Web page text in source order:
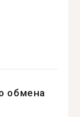
обмена